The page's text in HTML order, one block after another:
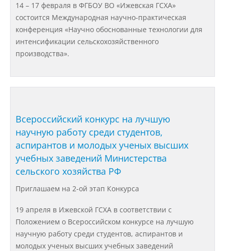
Абитуриенту
Университет
Об университете
Ректорат
Подразделения
Федеральные документы
14 – 17 февраля в ФГБОУ ВО «Ижевская ГСХА»
состоится Международная научно-практическая
конференция «Научно обоснованные технологии для
интенсификации сельскохозяйственного
производства».
Всероссийский конкурс на лучшую
научную работу среди студентов,
аспирантов и молодых ученых высших
учебных заведений Министерства
сельского хозяйства РФ
Приглашаем на 2-ой этап Конкурса
19 апреля в Ижевской ГСХА в соответствии с
Положением о Всероссийском конкурсе на лучшую
научную работу среди студентов, аспирантов и
молодых ученых высших учебных заведений